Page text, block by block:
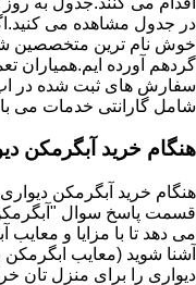
در جدول مشاهده می
خوش نام ترین متخصصین
گردهم آورده ایم.همیاران
سفارش های ثبت شده در
شامل گارانتی خدمات می
هنگام خرید آبگرمکن
هنگام خرید آبگرمکن دیواری
قسمت پاسخ سوال
می دهد تا با مزایا و
آشنا شوید (معایب
دیواری را برای منزل تان